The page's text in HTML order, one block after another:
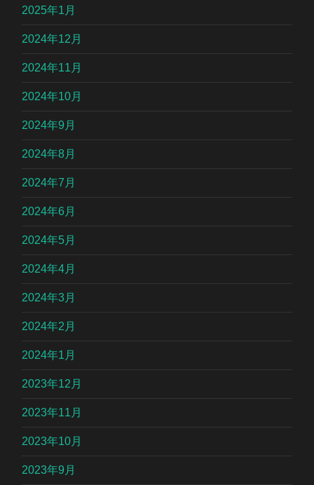
2025年1月
2024年12月
2024年11月
2024年10月
2024年9月
2024年8月
2024年7月
2024年6月
2024年5月
2024年4月
2024年3月
2024年2月
2024年1月
2023年12月
2023年11月
2023年10月
2023年9月